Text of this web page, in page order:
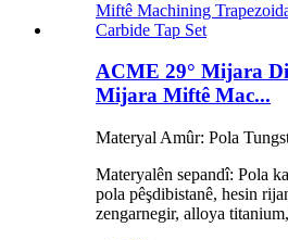
ACME 29° Mijara
Mijara Miftê Mac...
Materyal Amûr: Pola
Materyalên sepandî: Pola
pola pêşdibistanê, hesin
zengarnegir, alloya